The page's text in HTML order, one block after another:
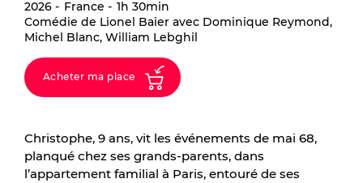
2026 France
1h 30min
Comédie de Lionel Baier avec Dominique Reymond,
Michel Blanc, William Lebghil
Acheter ma place
Christophe, 9 ans, vit les événements de mai 68,
planqué chez ses grands-parents, dans
l’appartement familial à Paris, entouré de ses